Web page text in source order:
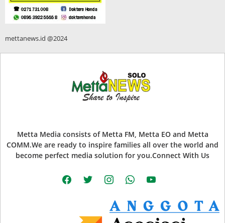
mettanews.id @2024
Metta Media consists of Metta FM, Metta EO and Metta
COMM.We are ready to inspire families all over the world and
become perfect media solution for you.Connect With Us
facebooktwitter instagramwhatsappyoutube